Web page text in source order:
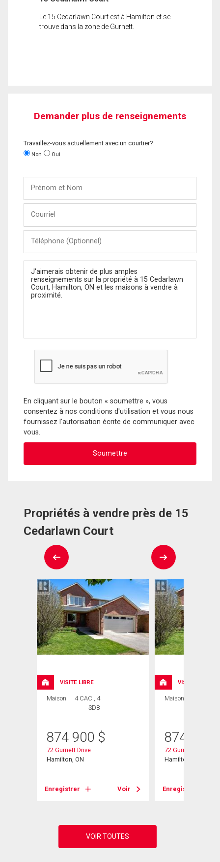
Le 15 Cedarlawn Court est à Hamilton et se
trouve dans la zone de Gurnett.
Demander plus de renseignements
Travaillez-vous actuellement avec un courtier?
Non Oui
Nom
(Optionnel)
Message
En cliquant sur le bouton « soumettre », vous
consentez à nos conditions d'utilisation et vous nous
fournissez l'autorisation écrite de communiquer avec
vous.
Propriétés à vendre près de 15
Cedarlawn Court
VISITE LIBRE
Maison
4 CAC , 4
SDB
874 900 $
72 Gurnett Drive
Hamilton, ON
Enregistrer Voir
VISITE LIBRE
Maison
874 900
72 Gurnett Drive
Hamilton, ON
Enregistrer